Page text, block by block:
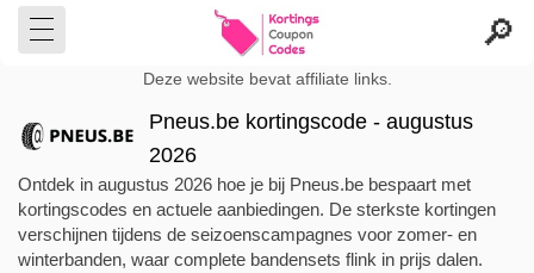
Deze website bevat affiliate links.
Pneus.be kortingscode - augustus
2026
Ontdek in augustus 2026 hoe je bij Pneus.be bespaart met
kortingscodes en actuele aanbiedingen. De sterkste kortingen
verschijnen tijdens de seizoenscampagnes voor zomer- en
winterbanden, waar complete bandensets flink in prijs dalen.